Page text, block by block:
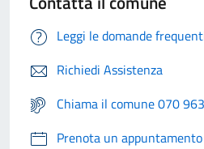
Leggi le domande
Richiedi Assistenza
Chiama il comune 070
Prenota un appuntamento